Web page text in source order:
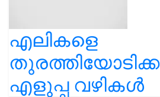
എലികളെ
എളുപ്പ വഴികൾ